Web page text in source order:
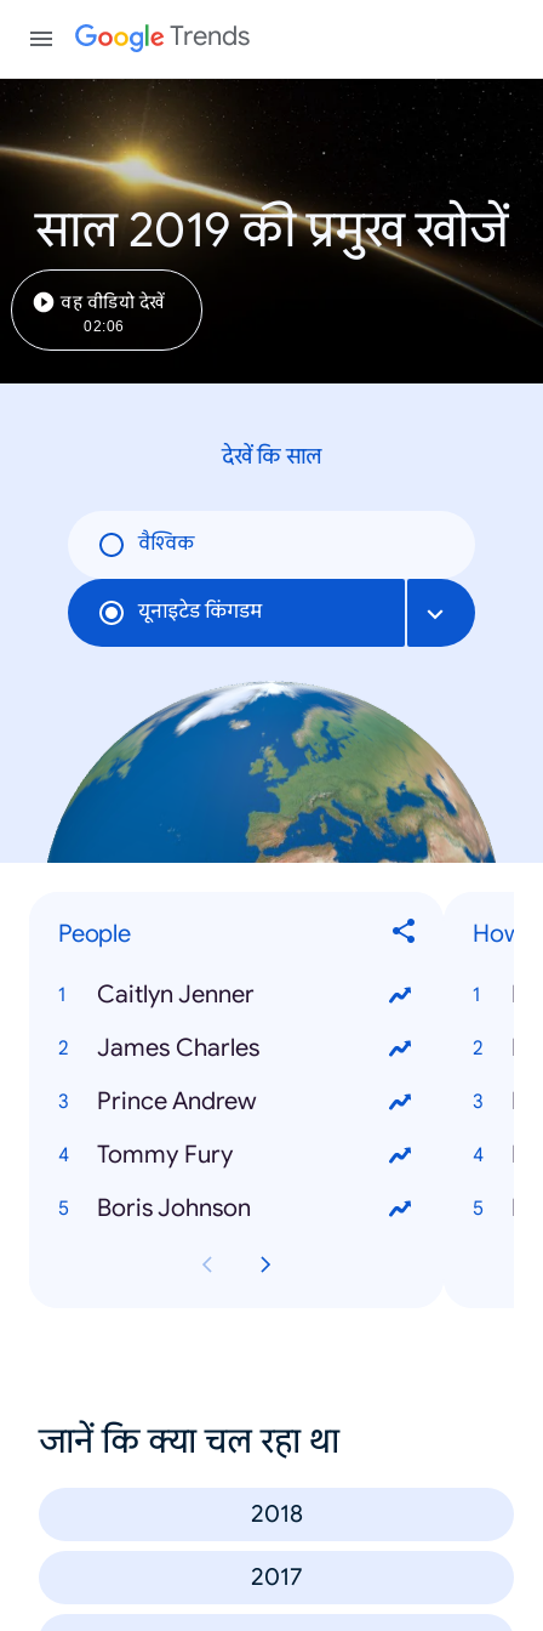
Trends
साल 2019 की प्रमुख खोजें
वह वीडियो देखें
02:06
देखें कि साल
वैश्विक
यूनाइटेड किंगडम
People
Caitlyn Jenner
James Charles
Prince Andrew
Tommy Fury
Boris Johnson
How
जानें कि क्या चल रहा था
2018
2017